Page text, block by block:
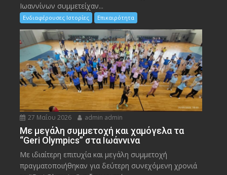
Ιωαννίνων συμμετείχαν...
Ενδιαφέρουσες Ιστορίες Επικαιρότητα
27 Μαΐου 2026 admin admin
Με μεγάλη συμμετοχή και χαμόγελα τα
“Geri Olympics” στα Ιωάννινα
Με ιδιαίτερη επιτυχία και μεγάλη συμμετοχή
πραγματοποιήθηκαν για δεύτερη συνεχόμενη χρονιά